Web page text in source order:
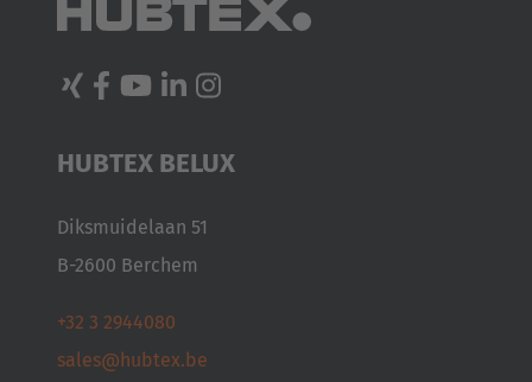
EUROPE
Belgium
Česká republika
Deutschland
HUBTEX BELUX
Diksmuidelaan 51
B-2600 Berchem
+32 3 2944080
sales@hubtex.be